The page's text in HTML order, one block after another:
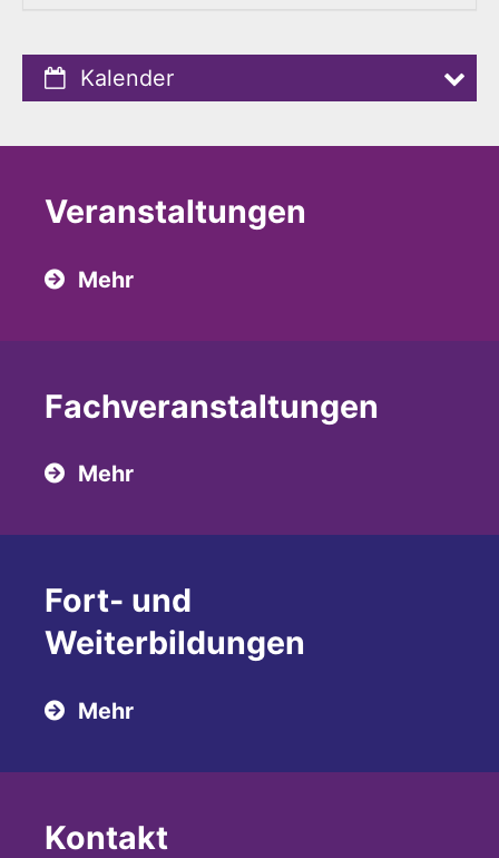
Kalender
Veranstaltungen
Mehr
Fach­veranstaltungen
Mehr
Fort- und
Weiterbildungen
Mehr
Kontakt